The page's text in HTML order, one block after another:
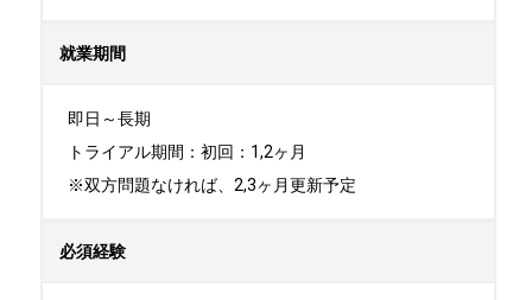
就業期間
即日～長期
トライアル期間：初回：1,2ヶ月
※双方問題なければ、2,3ヶ月更新予定
必須経験